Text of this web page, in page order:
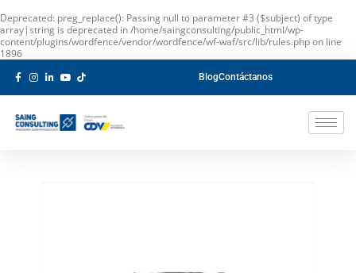
Deprecated: preg_replace(): Passing null to parameter #3 ($subject) of type
array|string is deprecated in/home/saingconsulting/public_html/wp-
content/plugins/wordfence/vendor/wordfence/wf-waf/src/lib/rules.phpon line
1896
BlogContáctanos